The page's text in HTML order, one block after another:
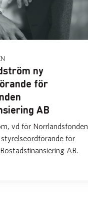
ny
för
AB
vd för
för
AB.